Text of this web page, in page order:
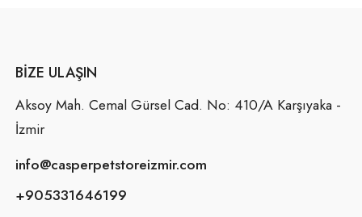
BIZE ULAŞIN
Aksoy Mah. Cemal Gürsel Cad. No: 410/A Karşıyaka -
İzmir
info@casperpetstoreizmir.com
+905331646199